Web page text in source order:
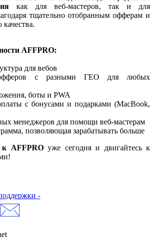
как для веб-мастеров, так и для
тщательно отобранным офферам и
AFFPRO:
для вебов
с разными ГЕО для любых
боты и PWA
с бонусами и подарками (MacBook,
менеджеров для помощи веб-мастерам
позволяющая зарабатывать больше
к AFFPROуже сегодня и двигайтесь к
-